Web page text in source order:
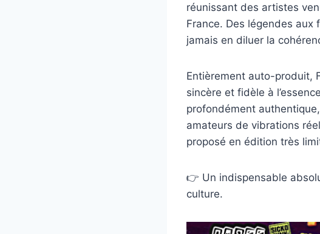
réunissant des artistes
France. Des légendes aux
jamais en diluer la
Entièrement auto-produit,
sincère et fidèle à
profondément
amateurs de vibrations
proposé en édition très
👉 Un indispensable
culture.